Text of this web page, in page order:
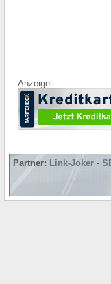
Anzeige
Partner: Link-Joker -